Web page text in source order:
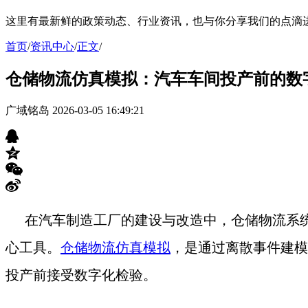
这里有最新鲜的政策动态、行业资讯，也与你分享我们的点滴
首页/资讯中心/正文/
仓储物流仿真模拟：汽车车间投产前的数
广域铭岛 2026-03-05 16:49:21
在汽车制造工厂的建设与改造中，仓储物流
心工具。 仓储物流仿真模拟 ，是通过离散事件建
投产前接受数字化检验。